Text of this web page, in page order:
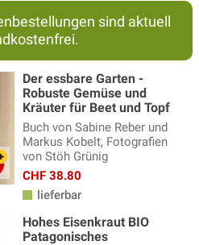
(3)
Schlingpflanzen
und hohe Rabatten- und
(56)
Stauden (54)
(23)
(24)
Kübelpflanzen
(12)
sind aktuell
Der essbare Garten -
Robuste Gemüse und
Kräuter für Beet und Topf
Buch von Sabine Reber und
Markus Kobelt, Fotografien
von Stöh Grünig
CHF 38.80
lieferbar
Hohes Eisenkraut BIO
Patagonisches